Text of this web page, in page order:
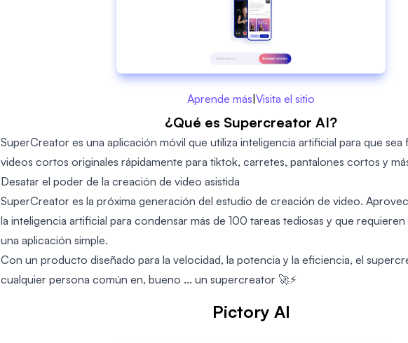
Aprende más|Visita el sitio
¿Qué es Supercreator AI?
SuperCreator es una aplicación móvil que utiliza inteligencia artificial para que sea
videos cortos originales rápidamente para tiktok, carretes, pantalones cortos y
Desatar el poder de la creación de video asistida
SuperCreator es la próxima generación del estudio de creación de video.
la inteligencia artificial para condensar más de 100 tareas tediosas y que
una aplicación simple.
Con un producto diseñado para la velocidad, la potencia y la eficiencia, el
cualquier persona común en, bueno ... un supercreator 🚀⚡️️
Pictory AI